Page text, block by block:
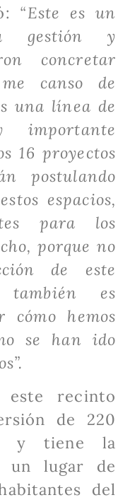
“Este es un
gestión y
concretar
canso de
una línea de
importante
16 proyectos
postulando
espacios,
para los
porque no
de este
es
cómo hemos
se han ido
este recinto
de 220
y tiene la
un lugar de
del